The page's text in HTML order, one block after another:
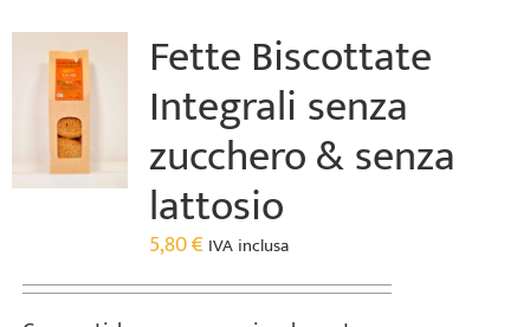
Fette Biscottate
Integrali senza
zucchero & senza
lattosio
5,80€ IVA inclusa